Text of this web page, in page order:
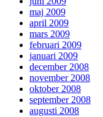
maj 2009
april 2009
mars 2009
februari 2009
januari 2009
december 2008
november 2008
oktober 2008
september 2008
augusti 2008